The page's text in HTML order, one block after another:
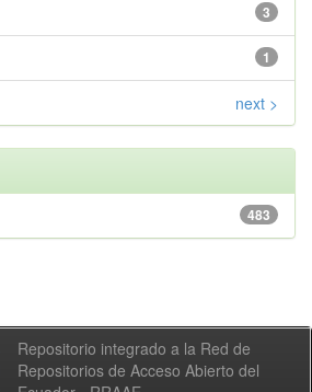
3
1
next >
483
Repositorio integrado a la Red de
Repositorios de Acceso Abierto del